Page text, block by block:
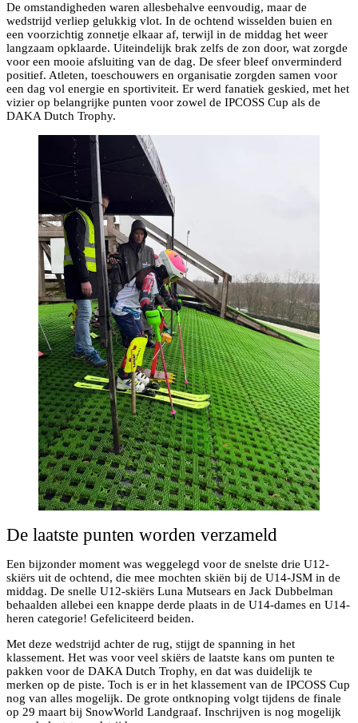
De omstandigheden waren allesbehalve eenvoudig, maar de
wedstrijd verliep gelukkig vlot. In de ochtend wisselden buien en
een voorzichtig zonnetje elkaar af, terwijl in de middag het weer
langzaam opklaarde. Uiteindelijk brak zelfs de zon door, wat zorgde
voor een mooie afsluiting van de dag. De sfeer bleef onverminderd
positief. Atleten, toeschouwers en organisatie zorgden samen voor
een dag vol energie en sportiviteit. Er werd fanatiek geskied, met het
vizier op belangrijke punten voor zowel de IPCOSS Cup als de
DAKA Dutch Trophy.
De laatste punten worden verzameld
Een bijzonder moment was weggelegd voor de snelste drie U12-
skiërs uit de ochtend, die mee mochten skiën bij de U14-JSM in de
middag. De snelle U12-skiërs Luna Mutsears en Jack Dubbelman
behaalden allebei een knappe derde plaats in de U14-dames en U14-
heren categorie! Gefeliciteerd beiden.
Met deze wedstrijd achter de rug, stijgt de spanning in het
klassement. Het was voor veel skiërs de laatste kans om punten te
pakken voor de DAKA Dutch Trophy, en dat was duidelijk te
merken op de piste. Toch is er in het klassement van de IPCOSS Cup
nog van alles mogelijk. De grote ontknoping volgt tijdens de finale
op 29 maart bij SnowWorld Landgraaf. Inschrijven is nog mogelijk